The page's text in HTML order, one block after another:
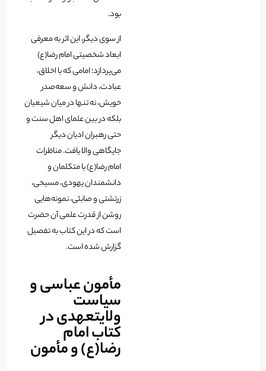
بود.
از سوی دیگر، این اثر به معرفی
ابعاد شخصیتی امام رضا(ع)
می‌پردازد؛ امامی که با اخلاق،
عبادت، دانش و سعه‌صدر
خویش، نه تنها در میان شیعیان
بلکه در بین علمای اهل سنت و
حتی رهبران ادیان دیگر
جایگاهی والا یافت. مناظرات
امام رضا(ع) با متکلمان و
دانشمندان یهودی، مسیحی،
زرتشتی و صابئی، نمونه‌هایی
روشن از قدرت علمی آن حضرت
است که در این کتاب به تفصیل
گزارش شده است.
مأمون عباسی و
سیاست
ولایتعهدی در
کتاب امام
رضا(ع) و مأمون